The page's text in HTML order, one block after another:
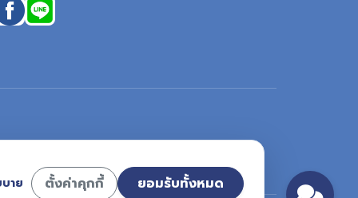
าย ตั้งค่าคุกกี้ ยอมรับทั้งหมด